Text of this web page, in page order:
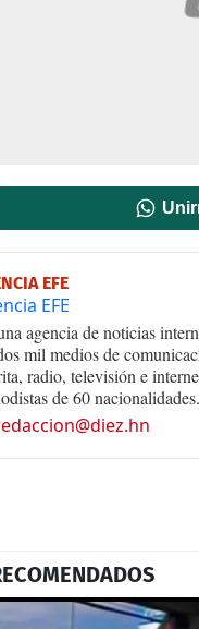
EFE
EFE
agencia de noticias
mil medios de
radio, televisión e
de 60 nacionalidades.